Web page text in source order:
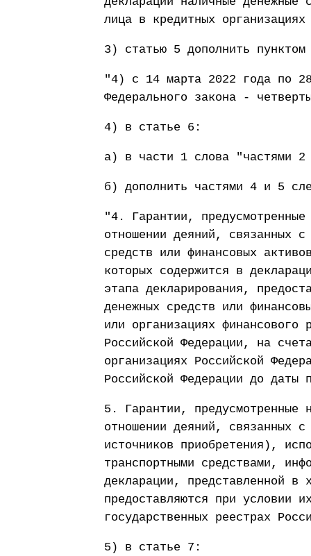
лица в кредитных
3) статью 5 дополнить
"4) с 14 марта 2022 года по
Федерального закона -
4) в статье 6:
а) в части 1 слова "частями
б) дополнить частями 4 и 5
"4. Гарантии,
отношении деяний, связанных
средств или финансовых
которых содержится в
этапа декларирования,
денежных средств или
или организациях финансового
Российской Федерации, на
организациях Российской
Российской Федерации до даты
5. Гарантии, предусмотренные
отношении деяний, связанных с
источников приобретения),
транспортными средствами,
декларации, представленной в
предоставляются при условии
государственных реестрах
5) в статье 7: